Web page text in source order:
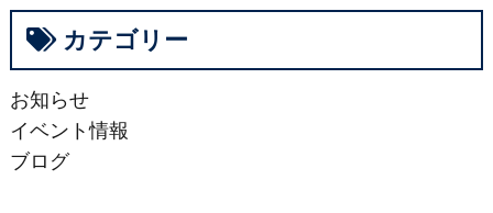
カテゴリー
お知らせ
イベント情報
ブログ